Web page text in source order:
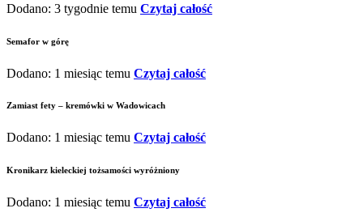
Dodano: 3 tygodnie temu Czytaj całość
Semafor w górę
Dodano: 1 miesiąc temu Czytaj całość
Zamiast fety – kremówki w Wadowicach
Dodano: 1 miesiąc temu Czytaj całość
Kronikarz kieleckiej tożsamości wyróżniony
Dodano: 1 miesiąc temu Czytaj całość